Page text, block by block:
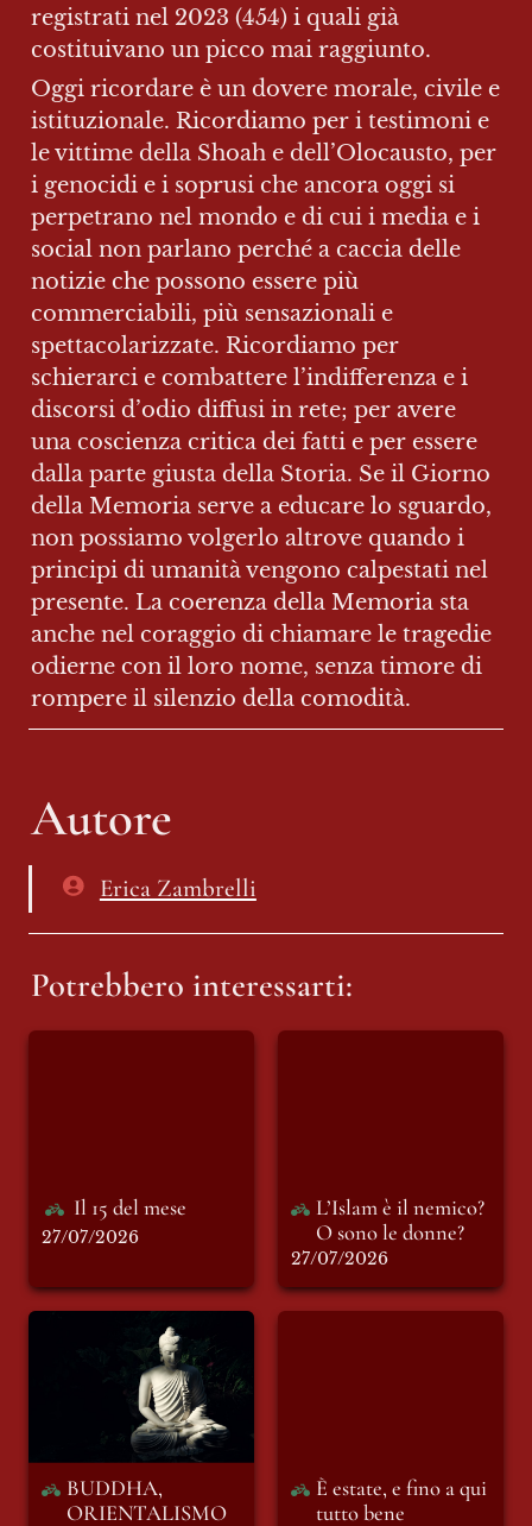
registrati nel 2023 (454) i quali già
costituivano un picco mai raggiunto.
Oggi ricordare è un dovere morale, civile e
istituzionale. Ricordiamo per i testimoni e
le vittime della Shoah e dell’Olocausto, per
i genocidi e i soprusi che ancora oggi si
perpetrano nel mondo e di cui i media e i
social non parlano perché a caccia delle
notizie che possono essere più
commerciabili, più sensazionali e
spettacolarizzate. Ricordiamo per
schierarci e combattere l’indifferenza e i
discorsi d’odio diffusi in rete; per avere
una coscienza critica dei fatti e per essere
dalla parte giusta della Storia. Se il Giorno
della Memoria serve a educare lo sguardo,
non possiamo volgerlo altrove quando i
principi di umanità vengono calpestati nel
presente. La coerenza della Memoria sta
anche nel coraggio di chiamare le tragedie
odierne con il loro nome, senza timore di
rompere il silenzio della comodità.
Autore
Erica Zambrelli
Potrebbero interessarti:
Il 15 del mese
27/07/2026
L’Islam è il nemico?
O sono le donne?
27/07/2026
BUDDHA,
ORIENTALISMO E
MENOPAUSA
BUDDHA,
ORIENTALISMO
È estate, e fino a qui
tutto bene